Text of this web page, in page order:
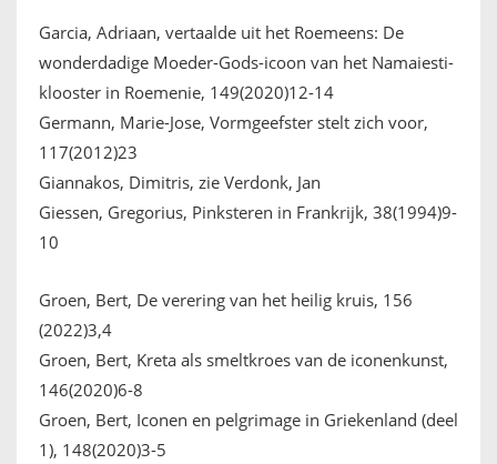
Garcia, Adriaan, vertaalde uit het Roemeens: De
wonderdadige Moeder-Gods-icoon van het Namaiesti-
klooster in Roemenie, 149(2020)12-14
Germann, Marie-Jose, Vormgeefster stelt zich voor,
117(2012)23
Giannakos, Dimitris, zie Verdonk, Jan
Giessen, Gregorius, Pinksteren in Frankrijk, 38(1994)9-
10
Groen, Bert, De verering van het heilig kruis, 156
(2022)3,4
Groen, Bert, Kreta als smeltkroes van de iconenkunst,
146(2020)6-8
Groen, Bert, Iconen en pelgrimage in Griekenland (deel
1), 148(2020)3-5